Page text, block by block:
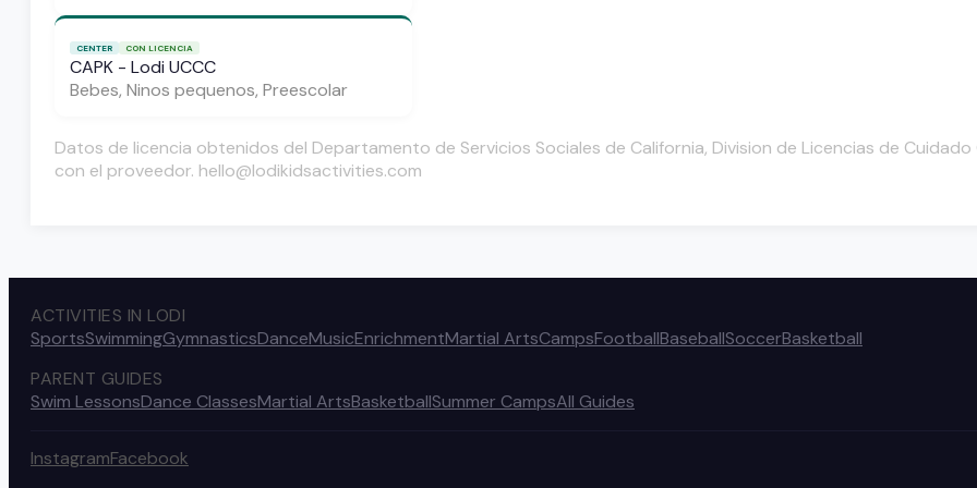
CENTER CON LICENCIA
CAPK - Lodi UCCC
Bebes, Ninos pequenos, Preescolar
Datos de licencia obtenidos del Departamento de Servicios Sociales de California, Division de Licencias de
con el proveedor. hello@lodikidsactivities.com
ACTIVITIES IN LODI
SportsSwimmingGymnasticsDanceMusicEnrichmentMartial ArtsCampsFootballBaseballSoccerBasketball
PARENT GUIDES
Swim LessonsDance ClassesMartial ArtsBasketballSummer CampsAll Guides
InstagramFacebook